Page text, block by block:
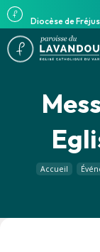
Diocèse de
Accueil